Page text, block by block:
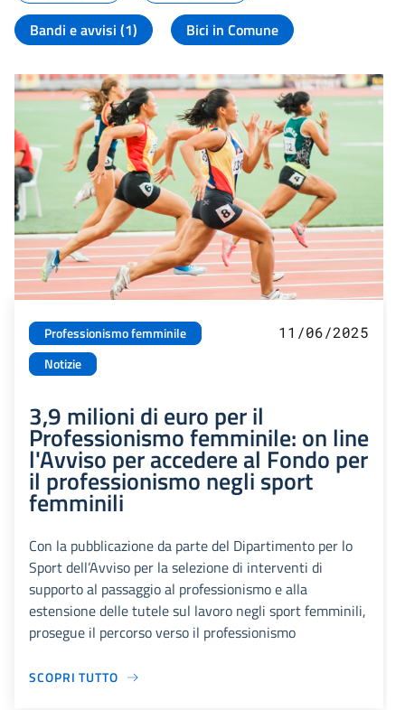
Bandi e avvisi (1)
Bici in Comune
Professionismo femminile
Notizie
11/06/2025
3,9 milioni di euro per il
Professionismo femminile: on line
l'Avviso per accedere al Fondo per
il professionismo negli sport
femminili
Con la pubblicazione da parte del Dipartimento per lo
Sport dell’Avviso per la selezione di interventi di
supporto al passaggio al professionismo e alla
estensione delle tutele sul lavoro negli sport femminili,
prosegue il percorso verso il professionismo
SCOPRI TUTTO